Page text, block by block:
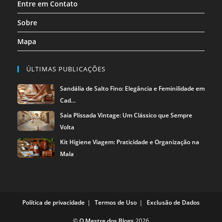
Entre em Contato
Sobre
Mapa
ÚLTIMAS PUBLICAÇÕES
Sandália de Salto Fino: Elegância e Feminilidade em
Cad…
Saia Plissada Vintage: Um Clássico que Sempre
Volta
Kit Higiene Viagem: Praticidade e Organização na
Mala
Política de privacidade Termos de Uso Exclusão de Dados